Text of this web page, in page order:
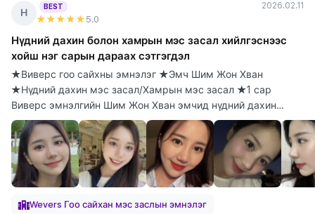
Н
BEST
★★★★★ 5.0
2026.02.11
Нүдний дахин болон хамрын мэс засал хийлгэснээс
хойш нэг сарын дараах сэтгэгдэл
★Виверс гоо сайхны эмнэлэг ★Эмч Шим Жон Хван
★Нүдний дахин мэс засал/Хамрын мэс засал ★1 сар
Виверс эмнэлгийн Шим Жон Хван эмчид нүдний дахин
болон х...
Wevers Гоо сайхан мэс заслын эмнэлэг